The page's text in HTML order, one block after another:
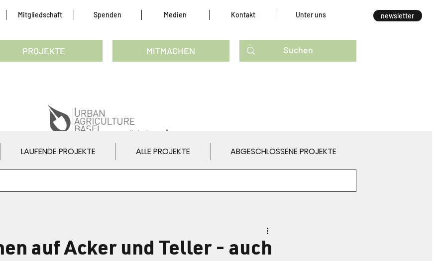
Mitgliedschaft Spenden Medien Kontakt Unter uns newsletter
auf Acker und Teller - auch
PROJEKTE MITMACHEN
LAUFENDE PROJEKTE ALLE PROJEKTE ABGESCHLOSSENE PROJEKTE